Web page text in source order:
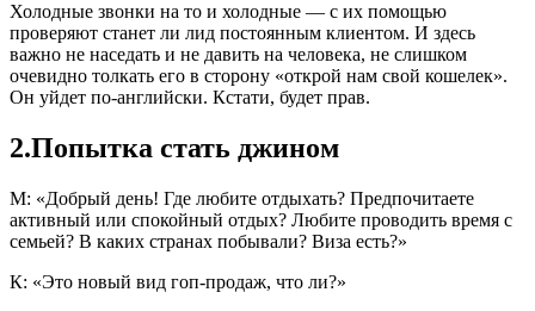
Холодные звонки на то и холодные ― с их помощью
проверяют станет ли лид постоянным клиентом. И здесь
важно не наседать и не давить на человека, не слишком
очевидно толкать его в сторону «открой нам свой кошелек».
Он уйдет по-английски. Кстати, будет прав.
2.Попытка стать джином
М: «Добрый день! Где любите отдыхать? Предпочитаете
активный или спокойный отдых? Любите проводить время с
семьей? В каких странах побывали? Виза есть?»
К: «Это новый вид гоп-продаж, что ли?»